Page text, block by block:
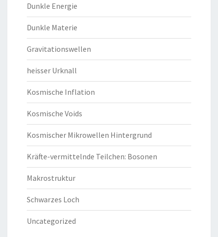
Dunkle Energie
Dunkle Materie
Gravitationswellen
heisser Urknall
Kosmische Inflation
Kosmische Voids
Kosmischer Mikrowellen Hintergrund
Kräfte-vermittelnde Teilchen: Bosonen
Makrostruktur
Schwarzes Loch
Uncategorized